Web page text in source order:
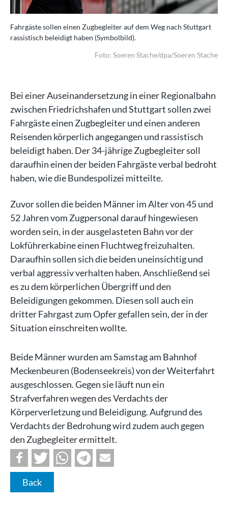
Fahrgäste sollen einen Zugbegleiter auf dem Weg nach Stuttgart
rassistisch beleidigt haben (Symbolbild).
Foto: Soeren Stache/dpa/Soeren Stache
Bei einer Auseinandersetzung in einer Regionalbahn
zwischen Friedrichshafen und Stuttgart sollen zwei
Fahrgäste einen Zugbegleiter und einen anderen
Reisenden körperlich angegangen und rassistisch
beleidigt haben. Der 34-jährige Zugbegleiter soll
daraufhin einen der beiden Fahrgäste verbal bedroht
haben, wie die Bundespolizei mitteilte.
Zuvor sollen die beiden Männer im Alter von 45 und
52 Jahren vom Zugpersonal darauf hingewiesen
worden sein, in der ausgelasteten Bahn vor der
Lokführerkabine einen Fluchtweg freizuhalten.
Daraufhin sollen sich die beiden uneinsichtig und
verbal aggressiv verhalten haben. Anschließend sei
es zu dem körperlichen Übergriff und den
Beleidigungen gekommen. Diesen soll auch ein
dritter Fahrgast zum Opfer gefallen sein, der in der
Situation einschreiten wollte.
Beide Männer wurden am Samstag am Bahnhof
Meckenbeuren (Bodenseekreis) von der Weiterfahrt
ausgeschlossen. Gegen sie läuft nun ein
Strafverfahren wegen des Verdachts der
Körperverletzung und Beleidigung. Aufgrund des
Verdachts der Bedrohung wird zudem auch gegen
den Zugbegleiter ermittelt.
Back